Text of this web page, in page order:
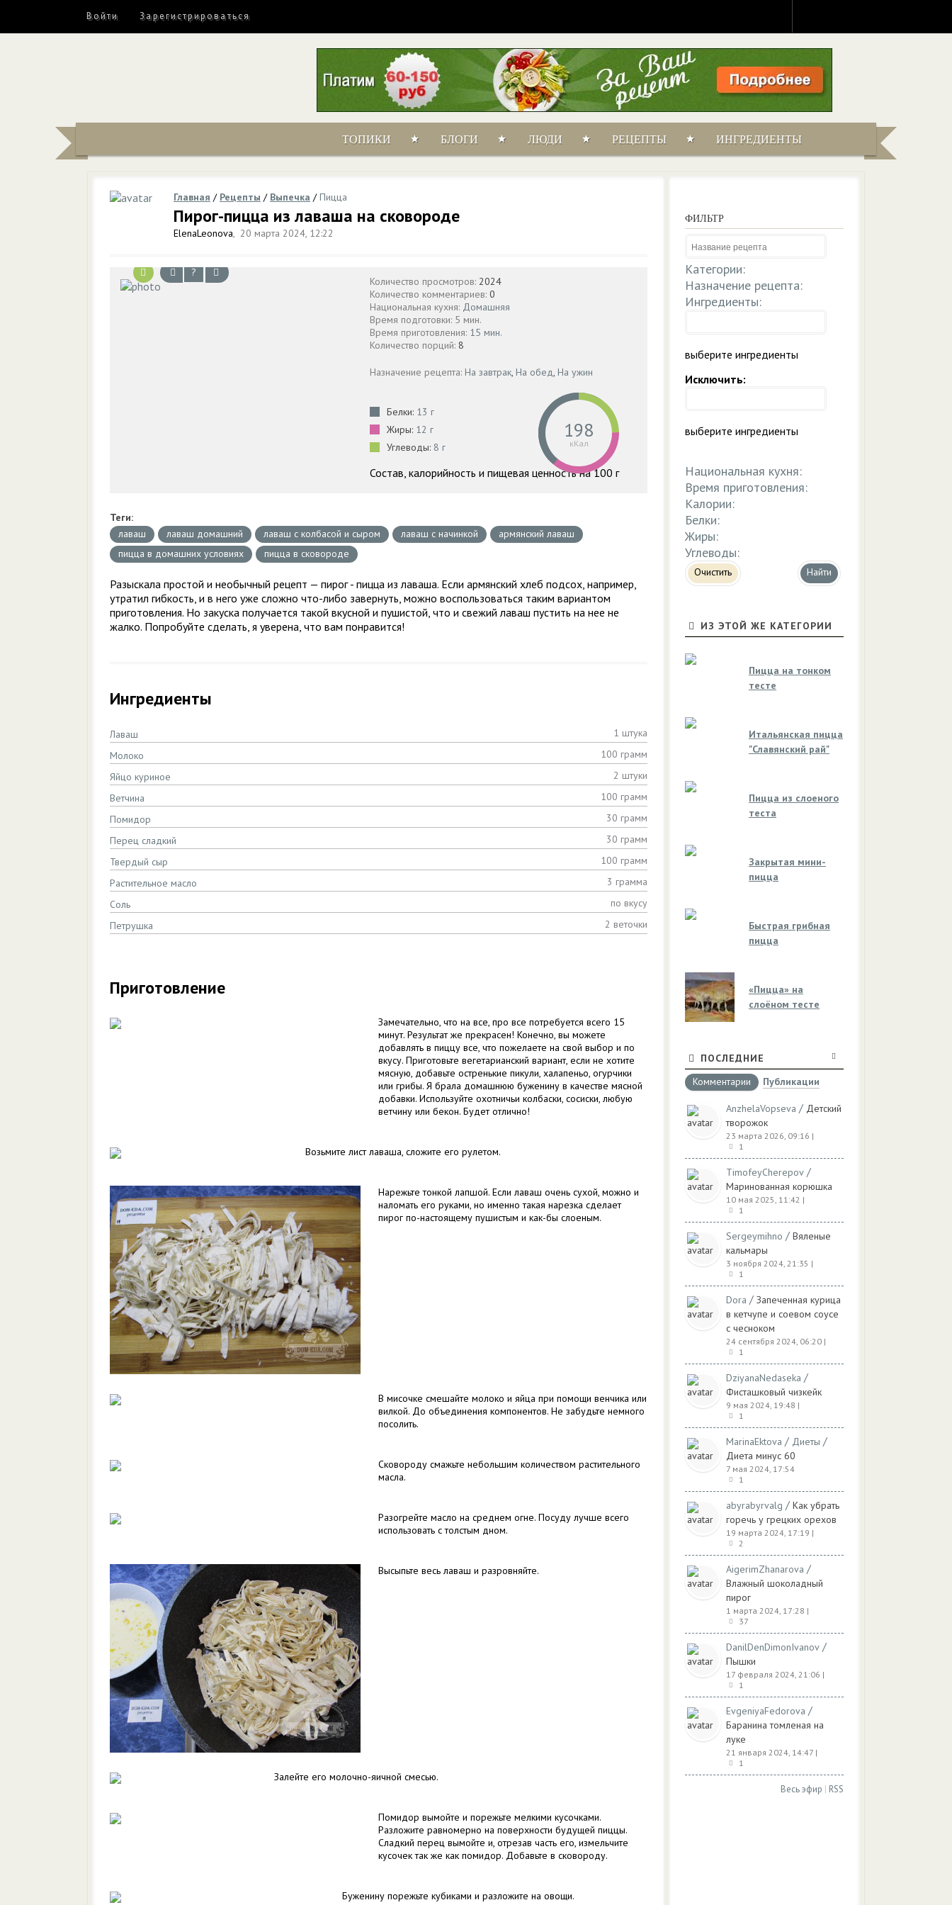
Войти Зарегистрироваться
ТОПИКИ БЛОГИ ЛЮДИ РЕЦЕПТЫ ИНГРЕДИЕНТЫ
Главная / Рецепты / Выпечка /Пицца
Пирог-пицца из лаваша на сковороде
ElenaLeonova, 20 марта 2024, 12:22
?
Количество просмотров: 2024
Количество комментариев: 0
Национальная кухня: Домашняя
Время подготовки: 5 мин.
Время приготовления: 15 мин.
Количество порций: 8
Назначение рецепта: На завтрак, На обед, На ужин
Белки: 13 г
Жиры: 12 г
Углеводы: 8 г
198
кКал
Состав, калорийность и пищевая ценность на 100 г
Теги:
лаваш
лаваш домашний лаваш с колбасой и сыром лаваш с начинкой
армянский лаваш
пицца в домашних условиях
пицца в сковороде
Разыскала простой и необычный рецепт — пирог - пицца из лаваша. Если армянский хлеб подсох, например,
утратил гибкость, и в него уже сложно что-либо завернуть, можно воспользоваться таким вариантом
приготовления. Но закуска получается такой вкусной и пушистой, что и свежий лаваш пустить на нее не
жалко. Попробуйте сделать, я уверена, что вам понравится!
Ингредиенты
Лаваш
1 штука
Молоко
100 грамм
Яйцо куриное
2 штуки
Ветчина
100 грамм
Помидор
30 грамм
Перец сладкий
30 грамм
Твердый сыр
100 грамм
Растительное масло
3 грамма
Соль
по вкусу
Петрушка
2 веточки
Приготовление
Замечательно, что на все, про все потребуется всего 15
минут. Результат же прекрасен! Конечно, вы можете
добавлять в пиццу все, что пожелаете на свой выбор и по
вкусу. Приготовьте вегетарианский вариант, если не хотите
мясную, добавьте остренькие пикули, халапеньо, огурчики
или грибы. Я брала домашнюю буженину в качестве мясной
добавки. Используйте охотничьи колбаски, сосиски, любую
ветчину или бекон. Будет отлично!
Возьмите лист лаваша, сложите его рулетом.
Нарежьте тонкой лапшой. Если лаваш очень сухой, можно и
наломать его руками, но именно такая нарезка сделает
пирог по-настоящему пушистым и как-бы слоеным.
В мисочке смешайте молоко и яйца при помощи венчика или
вилкой. До объединения компонентов. Не забудьте немного
посолить.
Сковороду смажьте небольшим количеством растительного
масла.
Разогрейте масло на среднем огне. Посуду лучше всего
использовать с толстым дном.
Высыпьте весь лаваш и разровняйте.
Залейте его молочно-яичной смесью.
Помидор вымойте и порежьте мелкими кусочками.
Разложите равномерно на поверхности будущей пиццы.
Сладкий перец вымойте и, отрезав часть его, измельчите
кусочек так же как помидор. Добавьте в сковороду.
Буженину порежьте кубиками и разложите на овощи.
ФИЛЬТР
Категории:
Назначение рецепта:
Ингредиенты:
выберите ингредиенты
Исключить:
выберите ингредиенты
Национальная кухня:
Время приготовления:
Калории:
Белки:
Жиры:
Углеводы:
Очистить
ИЗ ЭТОЙ ЖЕ КАТЕГОРИИ
Пицца на тонком
тесте
Итальянская пицца
"Славянский рай"
Пицца из слоеного
теста
Закрытая мини-
пицца
Быстрая грибная
пицца
«Пицца» на
слоёном тесте
ПОСЛЕДНИЕ
Комментарии
Публикации
AnzhelaVopseva / Детский
творожок
23 марта 2026, 09:16 |
1
TimofeyCherepov /
Маринованная корюшка
10 мая 2025, 11:42 |
1
Sergeymihno / Вяленые
кальмары
3 ноября 2024, 21:35 |
1
Dora / Запеченная курица
в кетчупе и соевом соусе
с чесноком
24 сентября 2024, 06:20 |
1
DziyanaNedaseka /
Фисташковый чизкейк
9 мая 2024, 19:48 |
1
MarinaEktova / Диеты /
Диета минус 60
7 мая 2024, 17:54
1
abyrabyrvalg / Как убрать
горечь у грецких орехов
19 марта 2024, 17:19 |
2
AigerimZhanarova /
Влажный шоколадный
пирог
1 марта 2024, 17:28 |
37
DanilDenDimonIvanov /
Пышки
17 февраля 2024, 21:06 |
1
EvgeniyaFedorova /
Баранина томленая на
луке
21 января 2024, 14:47 |
1
Весь эфир | RSS